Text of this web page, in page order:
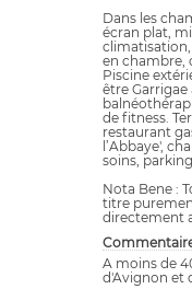
Dans les
écran plat,
en chambre,
Piscine
être Garrigae
de fitness.
restaurant
l’Abbaye',
soins,
Nota Bene :
titre
directement
A moins de
d'Avignon et